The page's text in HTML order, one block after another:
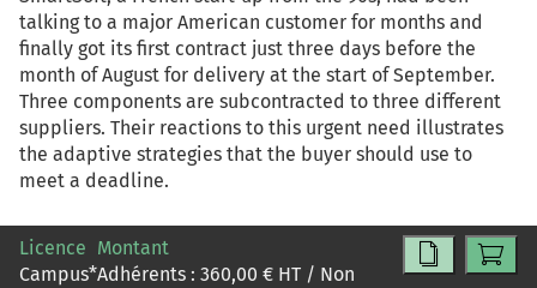
talking to a major American customer for months and
finally got its first contract just three days before the
month of August for delivery at the start of September.
Three components are subcontracted to three different
suppliers. Their reactions to this urgent need illustrates
the adaptive strategies that the buyer should use to
meet a deadline.
Licence
Campus*
Montant
Adhérents : 360,00 € HT / Non